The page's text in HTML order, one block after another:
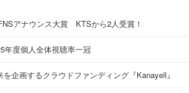
アナウンス大賞 KTSから2人受賞！
年度個人全体視聴率一冠
を企画するクラウドファンディング『Kanayell』